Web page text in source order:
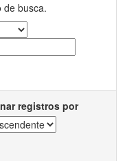
de busca.
registros por